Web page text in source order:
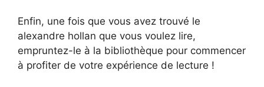
Enfin, une fois que vous avez trouvé le
alexandre hollan que vous voulez lire,
empruntez-le à la bibliothèque pour commencer
à profiter de votre expérience de lecture !